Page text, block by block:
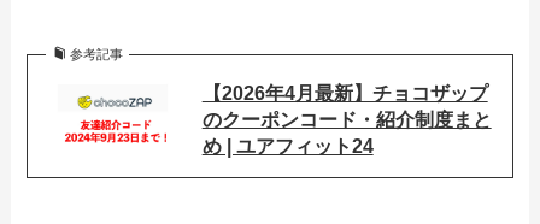
参考記事
【2026年4月最新】チョコザップ
のクーポンコード・紹介制度まと
め | ユアフィット24